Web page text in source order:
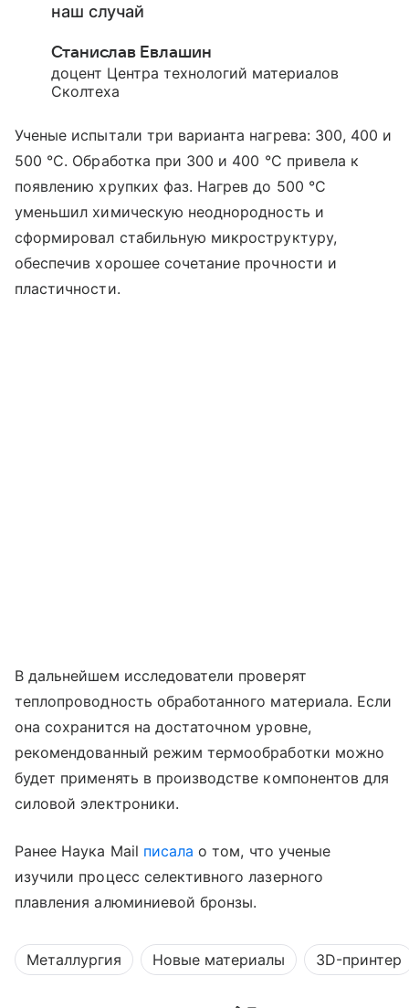
наш случай
Станислав Евлашин
доцент Центра технологий материалов
Сколтеха
Ученые испытали три варианта нагрева: 300, 400 и
500 °C. Обработка при 300 и 400 °C привела к
появлению хрупких фаз. Нагрев до 500 °C
уменьшил химическую неоднородность и
сформировал стабильную микроструктуру,
обеспечив хорошее сочетание прочности и
пластичности.
В дальнейшем исследователи проверят
теплопроводность обработанного материала. Если
она сохранится на достаточном уровне,
рекомендованный режим термообработки можно
будет применять в производстве компонентов для
силовой электроники.
Ранее Наука Mail писала о том, что ученые
изучили процесс селективного лазерного
плавления алюминиевой бронзы.
Металлургия Новые материалы 3D-принтер